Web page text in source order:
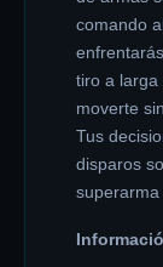
comando
tiro a larga
moverte
Tus
disparos
superarma